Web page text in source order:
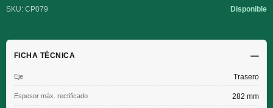
SKU: CP079 Disponible
FICHA TÉCNICA
Eje Trasero
Espesor máx. rectificado 282 mm